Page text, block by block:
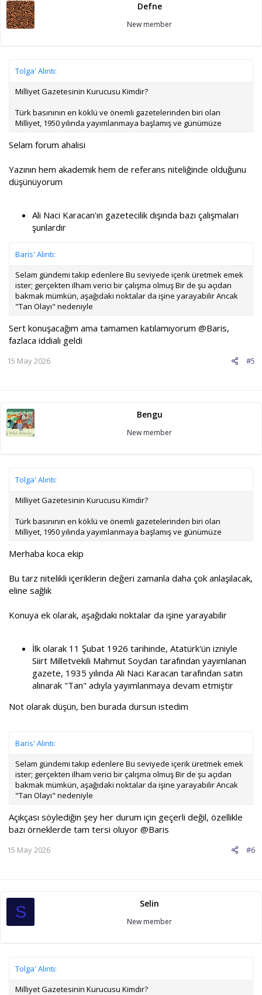
Defne
New member
Tolga' Alıntı:
Milliyet Gazetesinin Kurucusu Kimdir?
Türk basınının en köklü ve önemli gazetelerinden biri olan
Milliyet, 1950 yılında yayımlanmaya başlamış ve günümüze
Selam forum ahalisi
Yazının hem akademik hem de referans niteliğinde olduğunu
düşünüyorum
Ali Naci Karacan'ın gazetecilik dışında bazı çalışmaları
şunlardır
Baris' Alıntı:
Selam gündemi takip edenlere Bu seviyede içerik üretmek emek
ister; gerçekten ilham verici bir çalışma olmuş Bir de şu açıdan
bakmak mümkün, aşağıdaki noktalar da işine yarayabilir Ancak
"Tan Olayı" nedeniyle
Sert konuşacağım ama tamamen katılamıyorum @Baris,
fazlaca iddialı geldi
#5
15 May 2026
Bengu
New member
Tolga' Alıntı:
Milliyet Gazetesinin Kurucusu Kimdir?
Türk basınının en köklü ve önemli gazetelerinden biri olan
Milliyet, 1950 yılında yayımlanmaya başlamış ve günümüze
Merhaba koca ekip
Bu tarz nitelikli içeriklerin değeri zamanla daha çok anlaşılacak,
eline sağlık
Konuya ek olarak, aşağıdaki noktalar da işine yarayabilir
İlk olarak 11 Şubat 1926 tarihinde, Atatürk'ün izniyle
Siirt Milletvekili Mahmut Soydan tarafından yayımlanan
gazete, 1935 yılında Ali Naci Karacan tarafından satın
alınarak "Tan" adıyla yayımlanmaya devam etmiştir
Not olarak düşün, ben burada dursun istedim
Baris' Alıntı:
Selam gündemi takip edenlere Bu seviyede içerik üretmek emek
ister; gerçekten ilham verici bir çalışma olmuş Bir de şu açıdan
bakmak mümkün, aşağıdaki noktalar da işine yarayabilir Ancak
"Tan Olayı" nedeniyle
Açıkçası söylediğin şey her durum için geçerli değil, özellikle
bazı örneklerde tam tersi oluyor @Baris
#6
15 May 2026
S Selin
New member
Tolga' Alıntı:
Milliyet Gazetesinin Kurucusu Kimdir?